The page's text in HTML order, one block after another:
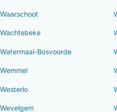
Waarschoot
Wachtebeke
Watermaal-Bosvoorde
Wemmel
Westerlo
Wevelgem